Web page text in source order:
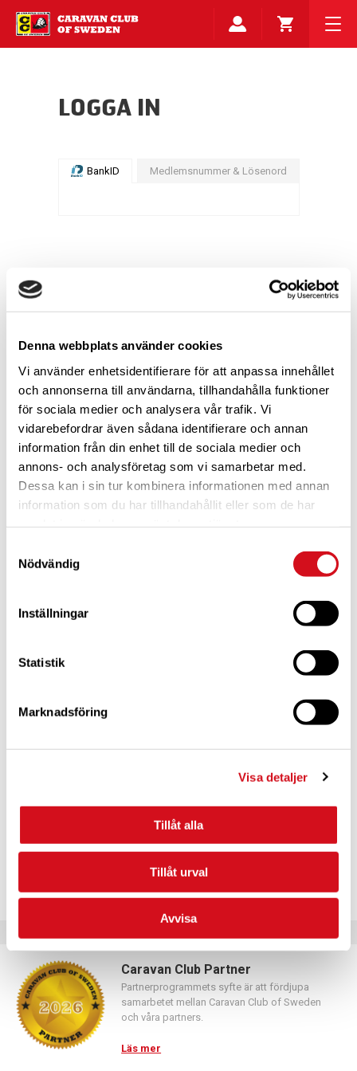
Denna webbplats använder cookies
Vi använder enhetsidentifierare för att anpassa innehållet
och annonserna till användarna, tillhandahålla funktioner
för sociala medier och analysera vår trafik. Vi
vidarebefordrar även sådana identifierare och annan
information från din enhet till de sociala medier och
annons- och analysföretag som vi samarbetar med.
Dessa kan i sin tur kombinera informationen med annan
information som du har tillhandahållit eller som de har
Nödvändig
Inställningar
Statistik
Marknadsföring
Visa detaljer
Tillåt alla
Tillåt urval
Avvisa
LOGGA IN
BankID Medlemsnummer & Lösenord
För dig som är blivande ny medlemTa del av alla förmåner.
Bli medlem idag.
Logga in med hjälp av formuläret och följ anvisningarna.
Caravan Club Partner
Partnerprogrammets syfte är att fördjupa
samarbetet mellan Caravan Club of Sweden
och våra partners.
Läs mer